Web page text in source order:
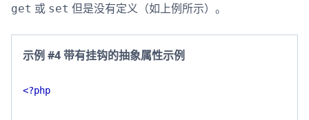
get 或 set 但是没有定义（如上例所示）。
示例 #4 带有挂钩的抽象属性示例
<?php